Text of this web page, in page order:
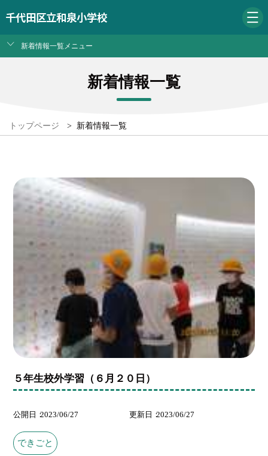
千代田区立和泉小学校
新着情報一覧メニュー
新着情報一覧
トップページ > 新着情報一覧
５年生校外学習（６月２０日）
公開日 2023/06/27 更新日 2023/06/27
できごと